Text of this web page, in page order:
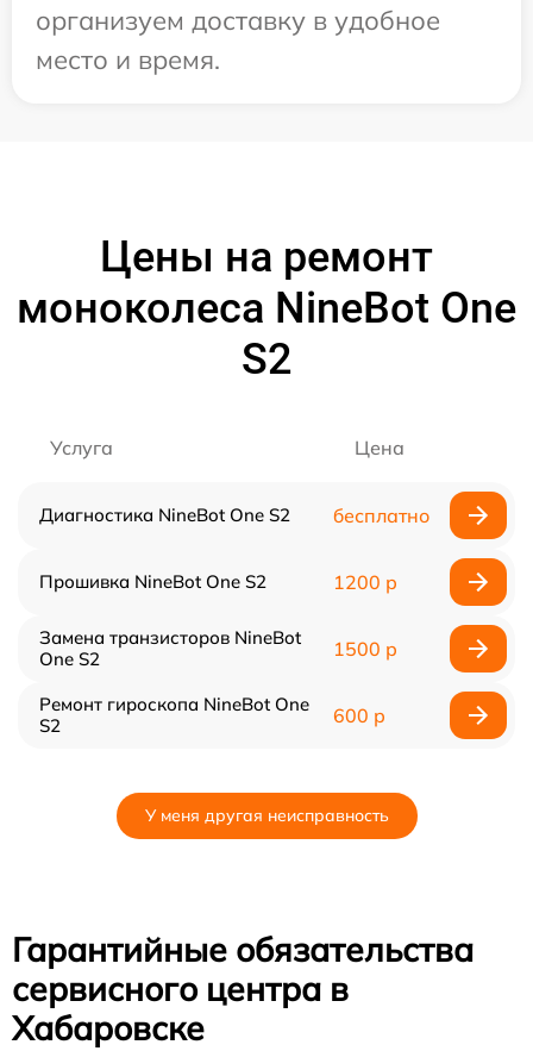
организуем доставку в удобное
место и время.
Цены на ремонт
моноколеса NineBot One
S2
Услуга Цена
Диагностика NineBot One S2 бесплатно
Прошивка NineBot One S2 1200 р
Замена транзисторов NineBot
One S2
1500 р
Ремонт гироскопа NineBot One
S2
600 р
У меня другая неисправность
Гарантийные обязательства
сервисного центра в
Хабаровске